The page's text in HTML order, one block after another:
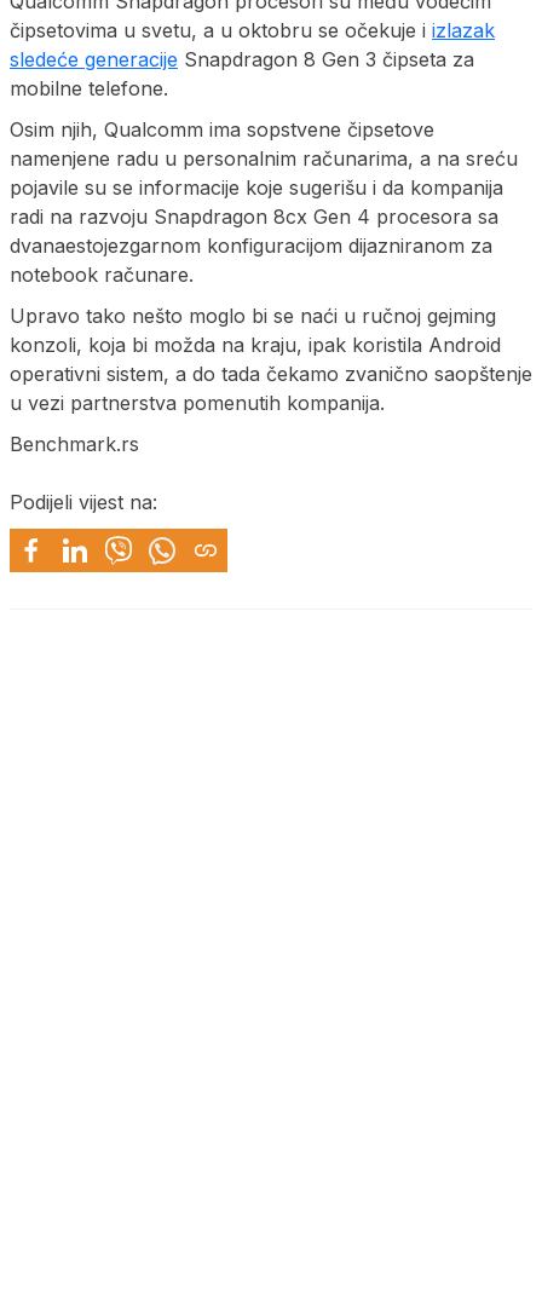
čipsetovima u svetu, a u oktobru se očekuje i izlazak
sledeće generacije Snapdragon 8 Gen 3 čipseta za
mobilne telefone.
Osim njih, Qualcomm ima sopstvene čipsetove
namenjene radu u personalnim računarima, a na sreću
pojavile su se informacije koje sugerišu i da kompanija
radi na razvoju Snapdragon 8cx Gen 4 procesora sa
dvanaestojezgarnom konfiguracijom dijazniranom za
notebook računare.
Upravo tako nešto moglo bi se naći u ručnoj gejming
konzoli, koja bi možda na kraju, ipak koristila Android
operativni sistem, a do tada čekamo zvanično saopštenje
u vezi partnerstva pomenutih kompanija.
Benchmark.rs
Podijeli vijest na: